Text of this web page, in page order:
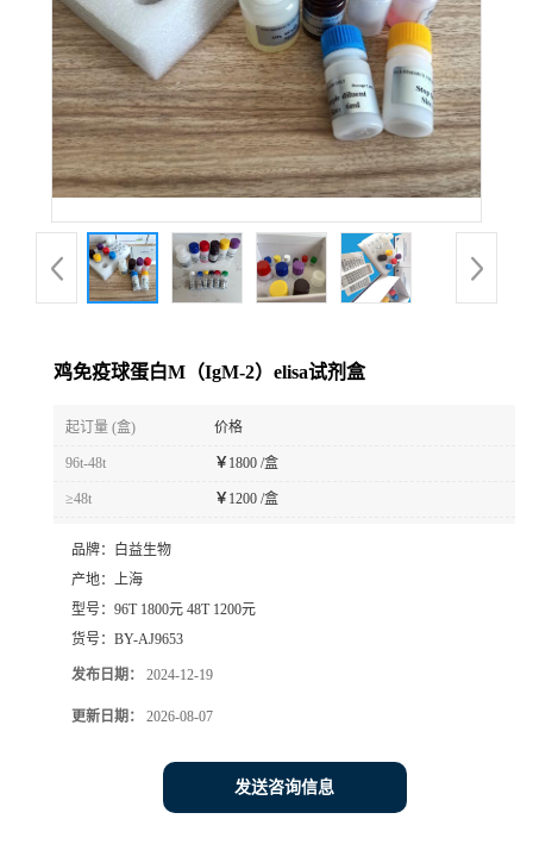
鸡免疫球蛋白M（IgM-2）elisa试剂盒
起订量 (盒) 价格
96t-48t ￥ 1800 /盒
≥48t ￥ 1200 /盒
品牌：
白益生物
产地： 上海
型号： 96T 1800元 48T 1200元
货号： BY-AJ9653
发布日期： 2024-12-19
更新日期： 2026-08-07
发送咨询信息